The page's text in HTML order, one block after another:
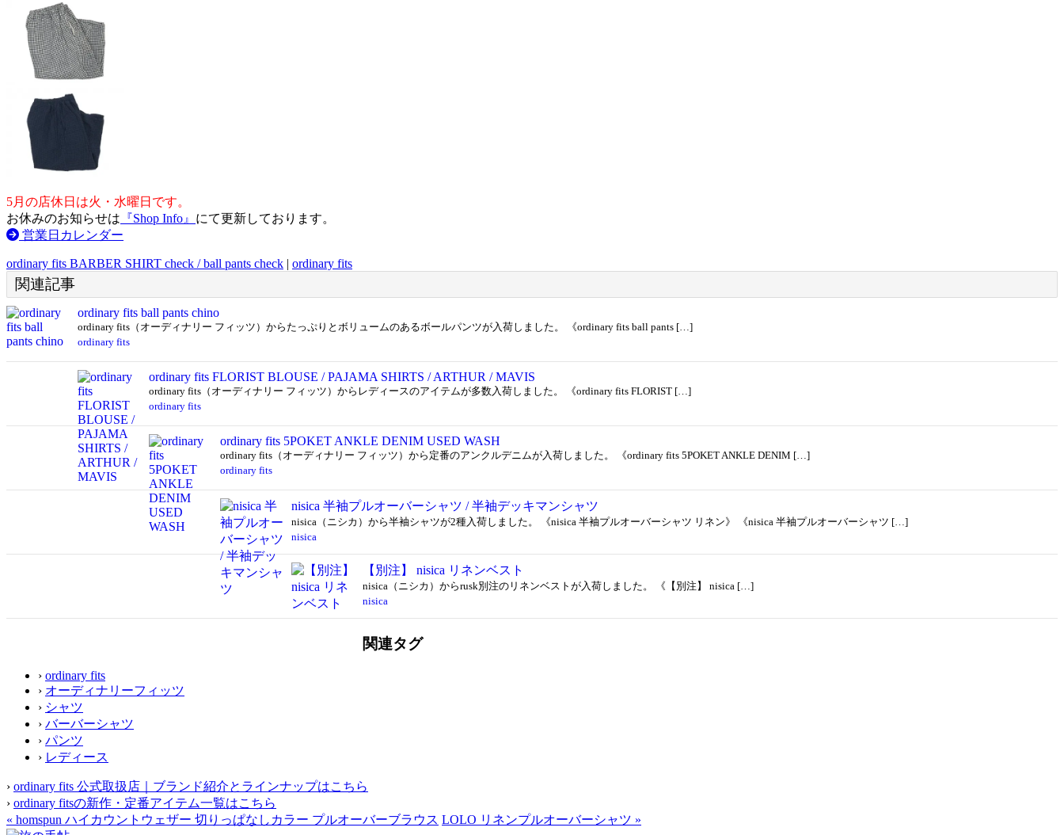
5月の店休日は火・水曜日です。
お休みのお知らせは 『Shop Info』 にて更新しております。
営業日カレンダー
ordinary fits BARBER SHIRT check / ball pants check | ordinary fits
関連記事
ordinary fits ball pants chino
ordinary fits（オーディナリー フィッツ）からたっぷりとボリュームのあるボールパンツが入荷しました。 《ordinary fits ball pants […]
ordinary fits
ordinary fits FLORIST BLOUSE / PAJAMA SHIRTS / ARTHUR / MAVIS
ordinary fits（オーディナリー フィッツ）からレディースのアイテムが多数入荷しました。 《ordinary fits FLORIST […]
ordinary fits
ordinary fits 5POKET ANKLE DENIM USED WASH
ordinary fits（オーディナリー フィッツ）から定番のアンクルデニムが入荷しました。 《ordinary fits 5POKET ANKLE DENIM […]
ordinary fits
nisica 半袖プルオーバーシャツ / 半袖デッキマンシャツ
nisica（ニシカ）から半袖シャツが2種入荷しました。 《nisica 半袖プルオーバーシャツ リネン》 《nisica 半袖プルオーバーシャツ […]
nisica
【別注】 nisica リネンベスト
nisica（ニシカ）からrusk別注のリネンベストが入荷しました。 《【別注】 nisica […]
nisica
関連タグ
› ordinary fits
› オーディナリーフィッツ
› シャツ
› バーバーシャツ
› パンツ
› レディース
› ordinary fits 公式取扱店｜ブランド紹介とラインナップはこちら
› ordinary fitsの新作・定番アイテム一覧はこちら
« homspun ハイカウントウェザー 切りっぱなしカラー プルオーバーブラウス LOLO リネンプルオーバーシャツ »